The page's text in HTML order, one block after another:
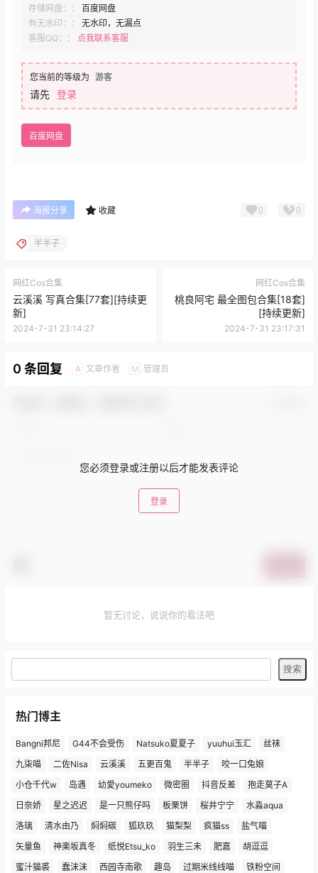
存储网盘：：
百度网盘
有无水印：：
无水印，无漏点
客服QQ：：
点我联系客服
您当前的等级为 游客
请先 登录
百度网盘
海报分享 收藏 0 0
半半子
网红Cos合集
云溪溪 写真合集[77套][持续更
新]
2024-7-31 23:14:27
网红Cos合集
桃良阿宅 最全图包合集[18套]
[持续更新]
2024-7-31 23:17:31
0 条回复 A 文章作者 M 管理员
您必须登录或注册以后才能发表评论
登录
暂无讨论，说说你的看法吧
热门博主
Bangni邦尼 G44不会受伤 Natsuko夏夏子 yuuhui玉汇
丝袜
九柒喵
二佐Nisa 云溪溪 五更百鬼 半半子
咬一口兔娘
小仓千代w
岛遇 幼愛youmeko 微密圈 抖音反差
抱走莫子A
日奈娇
星之迟迟 是一只熊仔吗 板栗饼 桜井宁宁
水淼aqua
洛璃
清水由乃 焖焖碳 狐玖玖 猫梨梨 疯猫ss
盐气喵
矢量鱼
神楽坂真冬 纸悦Etsu_ko 羽生三未 肥嘉
胡逗逗
蜜汁猫裘
蠢沫沫 西园寺南歌 趣岛 过期米线线喵 铁粉空间